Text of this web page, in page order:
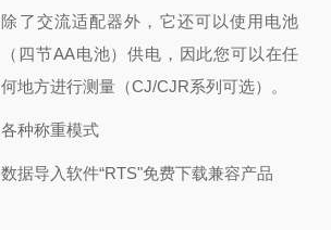
除了交流适配器外，它还可以使用电池
（四节AA电池）供电，因此您可以在任
何地方进行测量（CJ/CJR系列可选）。
各种称重模式
数据导入软件“RTS"免费下载兼容产品